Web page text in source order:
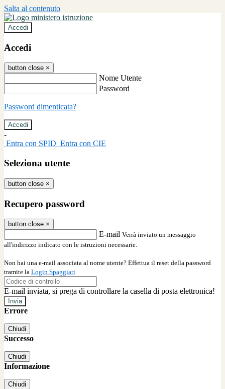
Salta al contenuto
Accedi
Accedi
button close ×
Nome Utente
Password
Password dimenticata?
-
Entra con SPID Entra con CIE
Seleziona utente
button close ×
Recupero password
button close ×
E-mail Verrà inviato un messaggio
all'indirizzo indicato con le istruzioni necessarie.
Non hai una e-mail associata al nome utente? Effettua il reset della password
tramite la Login Spaggiari
E-mail inviata, si prega di controllare la casella di posta elettronica!
Errore
Chiudi
Successo
Chiudi
Informazione
Chiudi